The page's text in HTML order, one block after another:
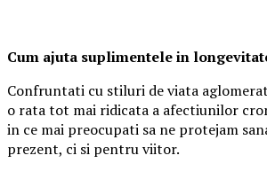
Cum ajuta suplimentele in
Confruntati cu stiluri de viata
o rata tot mai ridicata a afectiunilor
in ce mai preocupati sa ne protejam
prezent, ci si pentru viitor.